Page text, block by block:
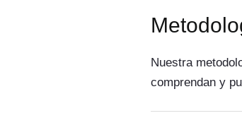
Nuestra
comprendan y